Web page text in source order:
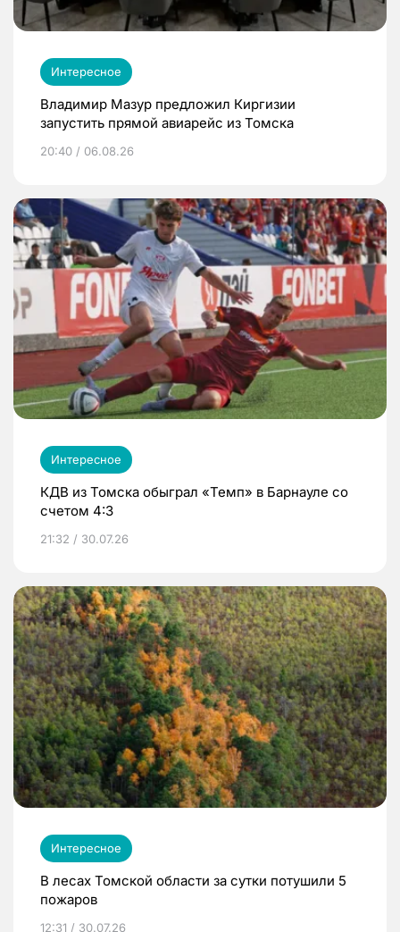
Интересное
Владимир Мазур предложил Киргизии
запустить прямой авиарейс из Томска
20:40 / 06.08.26
Интересное
КДВ из Томска обыграл «Темп» в Барнауле со
счетом 4:3
21:32 / 30.07.26
Интересное
В лесах Томской области за сутки потушили 5
пожаров
12:31 / 30.07.26